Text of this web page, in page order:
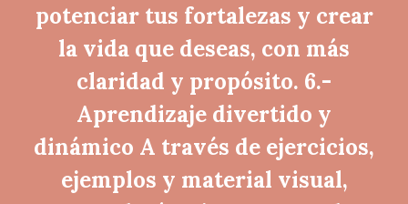
potenciar tus fortalezas y crear
la vida que deseas, con más
claridad y propósito. 6.-
Aprendizaje divertido y
dinámico A través de ejercicios,
ejemplos y material visual,